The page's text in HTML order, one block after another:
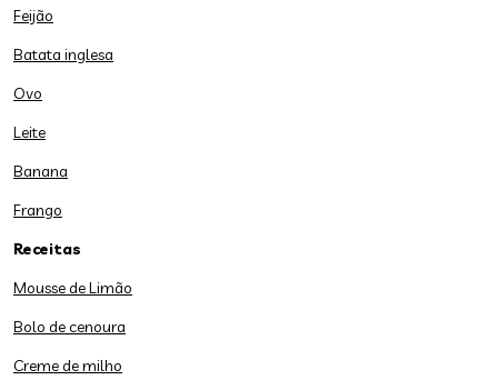
Feijão
Batata inglesa
Ovo
Leite
Banana
Frango
Receitas
Mousse de Limão
Bolo de cenoura
Creme de milho